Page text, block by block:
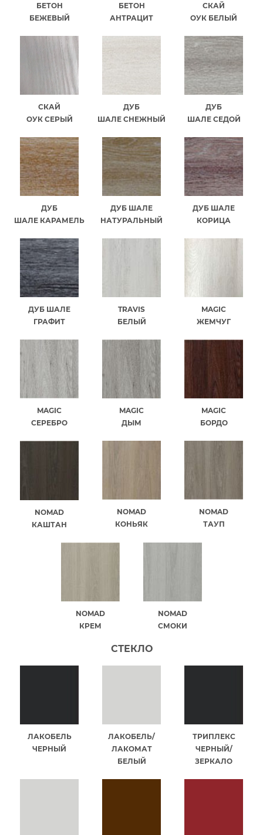
БЕТОН
БЕЖЕВЫЙ
БЕТОН
АНТРАЦИТ
СКАЙ
ОУК БЕЛЫЙ
СКАЙ
ОУК СЕРЫЙ
ДУБ
ШАЛЕ СНЕЖНЫЙ
ДУБ
ШАЛЕ СЕДОЙ
ДУБ
ШАЛЕ КАРАМЕЛЬ
ДУБ ШАЛЕ
НАТУРАЛЬНЫЙ
ДУБ ШАЛЕ
КОРИЦА
ДУБ ШАЛЕ
ГРАФИТ
TRAVIS
БЕЛЫЙ
MAGIC
ЖЕМЧУГ
MAGIC
СЕРЕБРО
MAGIC
ДЫМ
MAGIC
БОРДО
NOMAD
КАШТАН
NOMAD
КОНЬЯК
NOMAD
ТАУП
NOMAD
КРЕМ
NOMAD
СМОКИ
СТЕКЛО
ЛАКОБЕЛЬ
ЧЕРНЫЙ
ЛАКОБЕЛЬ/
ЛАКОМАТ
БЕЛЫЙ
ТРИПЛЕКС
ЧЕРНЫЙ/
ЗЕРКАЛО